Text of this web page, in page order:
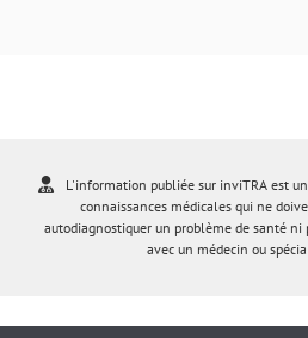
L'information publiée sur inviTRA est
connaissances médicales qui ne
autodiagnostiquer un problème de santé
avec un médecin ou